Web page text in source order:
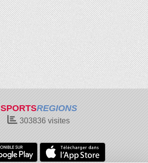
SPORTSREGIONS
303836 visites